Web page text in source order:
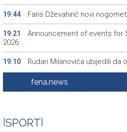
19:44 Faris Dževahirić novi
19:21
Announcement of events for
2026
19:10
Rudari Milanovića ubijedili da
se već ponovo vratio u jamu
Sarajevo Film Festival
19:00 Najave događaja za 8. 8.
fena.news
SPORT